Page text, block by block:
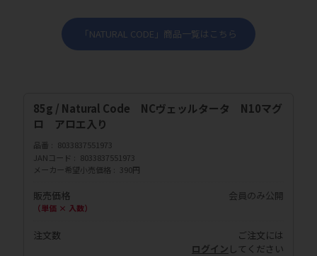
「NATURAL CODE」商品一覧はこちら
85g / Natural Code NCヴェッルタータ N10マグ
ロ アロエ入り
品番
8033837551973
JANコード
8033837551973
メーカー希望小売価格
390円
販売価格
（単価 × 入数）
会員のみ公開
注文数
ご注文には
ログイン してください